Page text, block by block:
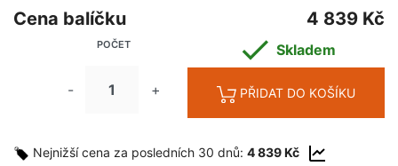
Cena balíčku 4 839 Kč
POČET
- +
 Skladem
PŘIDAT DO KOŠÍKU
Nejnižší cena za posledních 30 dnů: 4 839 Kč